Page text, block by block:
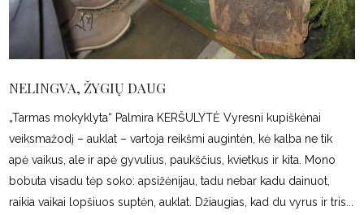
NELINGVA, ŽYGIŲ DAUG
„Tarmas mokyklyta“ Palmira KERŠULYTĖ Vyresni kupiškėnai
veiksmažodį – auklat – vartoja reikšmi augintėn, kė kalba ne tik
apė vaikus, ale ir apė gyvulius, paukščius, kvietkus ir kita. Mono
bobuta visadu tėp soko: apsižėnijau, tadu nebar kadu dainuot,
raikia vaikai lopšiuos suptėn, auklat. Džiaugias, kad du vyrus ir tris